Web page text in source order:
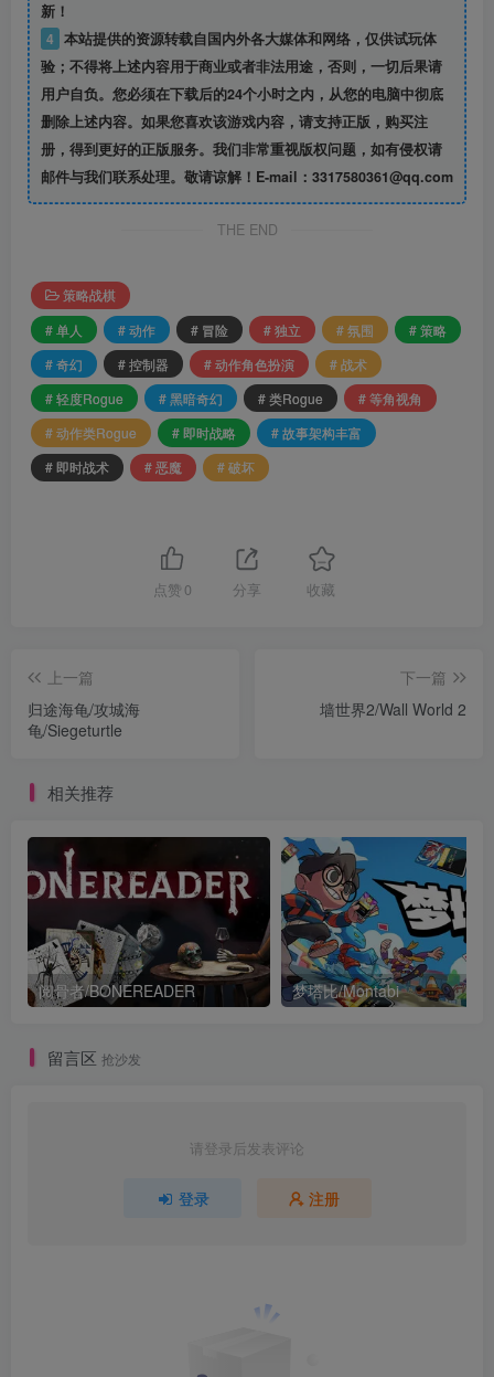
新！
4 本站提供的资源转载自国内外各大媒体和网络，仅供试玩体
验；不得将上述内容用于商业或者非法用途，否则，一切后果请
用户自负。您必须在下载后的24个小时之内，从您的电脑中彻底
删除上述内容。如果您喜欢该游戏内容，请支持正版，购买注
册，得到更好的正版服务。我们非常重视版权问题，如有侵权请
邮件与我们联系处理。敬请谅解！E-mail：3317580361@qq.com
THE END
策略战棋
# 单人
# 动作 # 冒险 # 独立 # 氛围
# 策略
# 奇幻
# 控制器 # 动作角色扮演
# 战术
# 轻度Rogue
# 黑暗奇幻 # 类Rogue
# 等角视角
# 动作类Rogue
# 即时战略
# 故事架构丰富
# 即时战术
# 恶魔 # 破坏
点赞 0 分享 收藏
上一篇
归途海龟/攻城海
龟/Siegeturtle
下一篇
墙世界2/Wall World 2
相关推荐
阅骨者/BONEREADER 梦塔比/Montabi
留言区 抢沙发
请登录后发表评论
登录 注册